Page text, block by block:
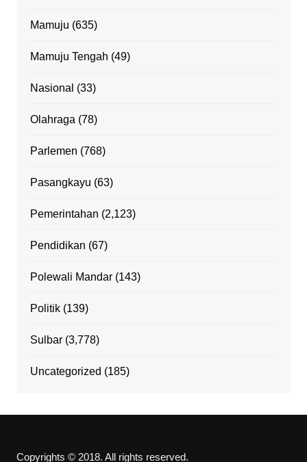
Mamuju (635)
Mamuju Tengah (49)
Nasional (33)
Olahraga (78)
Parlemen (768)
Pasangkayu (63)
Pemerintahan (2,123)
Pendidikan (67)
Polewali Mandar(143)
Politik(139)
Sulbar(3,778)
Uncategorized (185)
Copyrights © 2018. All rights reserved.